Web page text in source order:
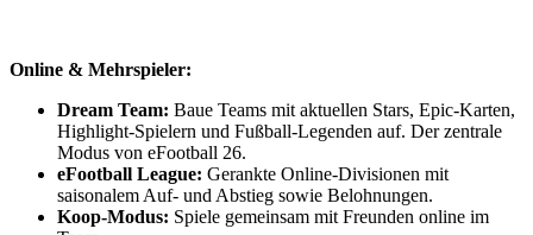
Online & Mehrspieler:
Dream Team: Baue Teams mit aktuellen Stars, Epic-Karten,
Highlight-Spielern und Fußball-Legenden auf. Der zentrale
Modus von eFootball 26.
eFootball League: Gerankte Online-Divisionen mit
saisonalem Auf- und Abstieg sowie Belohnungen.
Koop-Modus: Spiele gemeinsam mit Freunden online im